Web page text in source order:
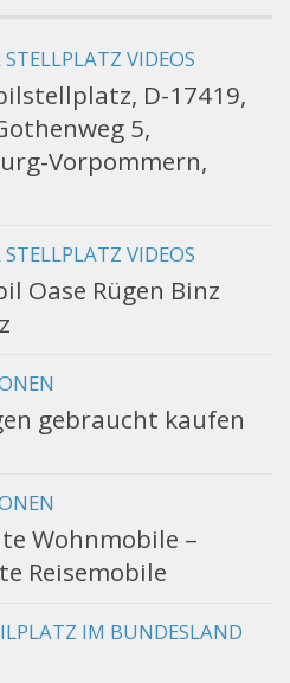
VIDEOS
D-17419,
5,
Vorpommern,
VIDEOS
Oase Rügen Binz
gebraucht kaufen
Wohnmobile –
Reisemobile
IM BUNDESLAND